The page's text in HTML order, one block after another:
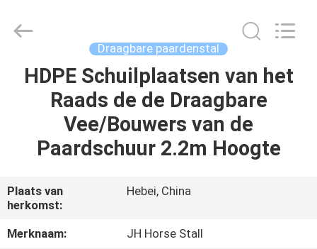
HUIS
PRODUCTEN
ONS
FABRIEKSREIS
metal
products
Draagbare paardenstal
HDPE Schuilplaatsen van het
Raads de de Draagbare
Vee/Bouwers van de
Paardschuur 2.2m Hoogte
Plaats van
herkomst:
Hebei, China
Merknaam:
JH Horse Stall